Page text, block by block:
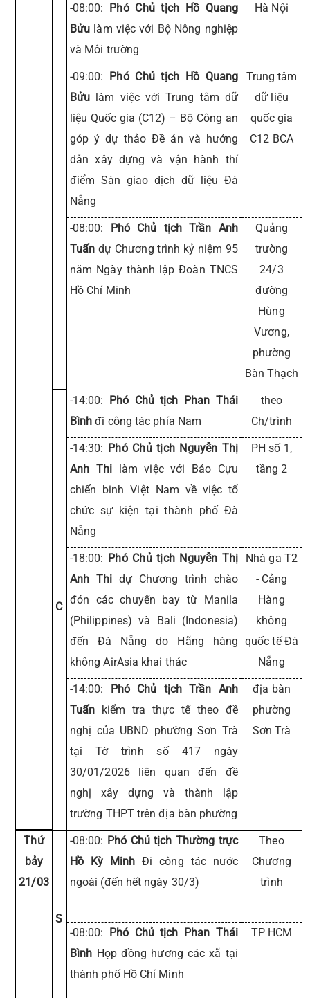
-08:00: Phó Chủ tịch Hồ Quang
Bửu làm việc với Bộ Nông nghiệp
và Môi trường
Hà Nội
-09:00: Phó Chủ tịch Hồ Quang
Bửu làm việc với Trung tâm dữ
liệu Quốc gia (C12) – Bộ Công an
góp ý dự thảo Đề án và hướng
dẫn xây dựng và vận hành thí
điểm Sàn giao dịch dữ liệu Đà
Nẵng
Trung tâm
dữ liệu
quốc gia
C12 BCA
-08:00: Phó Chủ tịch Trần Anh
Tuấn dự Chương trình kỷ niệm 95
năm Ngày thành lập Đoàn TNCS
Hồ Chí Minh
Quảng
trường
24/3
đường
Hùng
Vương,
phường
Bàn Thạch
C
-14:00: Phó Chủ tịch Phan Thái
Bình đi công tác phía Nam
theo
Ch/trình
-14:30: Phó Chủ tịch Nguyễn Thị
Anh Thi làm việc với Báo Cựu
chiến binh Việt Nam về việc tổ
chức sự kiện tại thành phố Đà
Nẵng
PH số 1,
tầng 2
-18:00: Phó Chủ tịch Nguyễn Thị
Anh Thi dự Chương trình chào
đón các chuyến bay từ Manila
(Philippines) và Bali (Indonesia)
đến Đà Nẵng do Hãng hàng
không AirAsia khai thác
Nhà ga T2
- Cảng
Hàng
không
quốc tế Đà
Nẵng
-14:00: Phó Chủ tịch Trần Anh
Tuấn kiểm tra thực tế theo đề
nghị của UBND phường Sơn Trà
tại Tờ trình số 417 ngày
30/01/2026 liên quan đến đề
nghị xây dựng và thành lập
trường THPT trên địa bàn phường
địa bàn
phường
Sơn Trà
Thứ
bảy
21/03
S
-08:00: Phó Chủ tịch Thường trực
Hồ Kỳ Minh Đi công tác nước
ngoài (đến hết ngày 30/3)
Theo
Chương
trình
-08:00: Phó Chủ tịch Phan Thái
Bình Họp đồng hương các xã tại
thành phố Hồ Chí Minh
TP HCM